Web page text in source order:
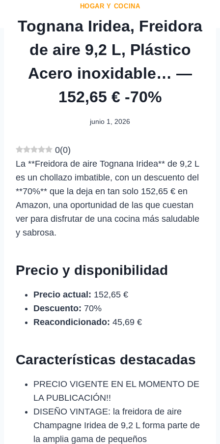
HOGAR Y COCINA
Tognana Iridea, Freidora
de aire 9,2 L, Plástico
Acero inoxidable… —
152,65 € -70%
junio 1, 2026
0(0)
La **Freidora de aire Tognana Iridea** de 9,2 L
es un chollazo imbatible, con un descuento del
**70%** que la deja en tan solo 152,65 € en
Amazon, una oportunidad de las que cuestan
ver para disfrutar de una cocina más saludable
y sabrosa.
Precio y disponibilidad
Precio actual: 152,65 €
Descuento: 70%
Reacondicionado: 45,69 €
Características destacadas
PRECIO VIGENTE EN EL MOMENTO DE
LA PUBLICACIÓN!!
DISEÑO VINTAGE: la freidora de aire
Champagne Iridea de 9,2 L forma parte de
la amplia gama de pequeños